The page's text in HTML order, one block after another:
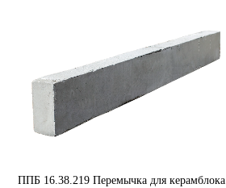
ППБ 16.38.219 Перемычка для керамблока